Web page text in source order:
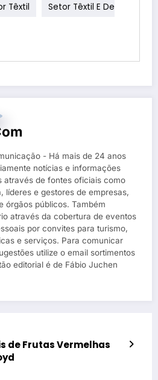
Têxtil Setor Têxtil E De
- Há mais de 24 anos
notícias e informações
através de fontes oficiais como
líderes e gestores de empresas,
órgãos públicos. Também
através da cobertura de eventos
por convites para turismo,
e serviços. Para comunicar
utilize o email sortimentos
editorial é de Fábio Juchen
de Frutas Vermelhas